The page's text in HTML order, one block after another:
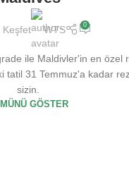
Keşfet WTS 0
ile Maldivler'in en özel
tatil 31 Temmuz'a kadar
sizin.
GÖSTER